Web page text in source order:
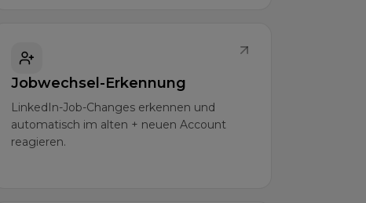
Jobwechsel-Erkennung
LinkedIn-Job-Changes erkennen und
automatisch im alten + neuen Account
reagieren.